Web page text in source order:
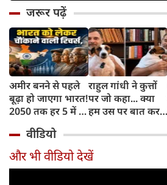
जरूर पढ़ें
अमीर बनने से पहले
बूढ़ा हो जाएगा भारत!
2050 तक हर 5 में 1
साल से ज्यादा उम्र का
राहुल गांधी ने कुत्तों
पर जो कहा... क्या
हम उस पर बात कर
वीडियो
और भी वीडियो देखें